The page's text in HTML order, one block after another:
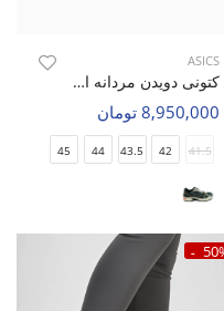
ASICS
کتونی دویدن مردانه اسیکس Asics Asics GEL-1130 M
8,950,000 تومان
41.5
42
43.5
44
45